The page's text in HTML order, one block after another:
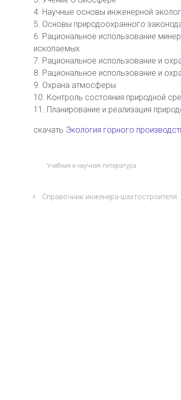
4. Научные основы инженерной
5. Основы природоохранного
6. Рациональное использование
ископаемых
7. Рациональное использование и
8. Рациональное использование и
9. Охрана атмосферы
10. Контроль состояния природной
11. Планирование и реализация
скачать Экология горного
Учебная и научная литература
Справочник инженера-шахтостроителя.